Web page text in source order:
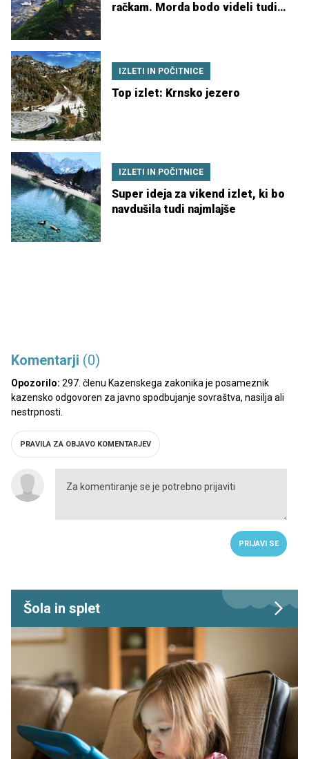
račkam. Morda bodo videli tudi
IZLETI IN POČITNICE
Top izlet: Krnsko jezero
IZLETI IN POČITNICE
Super ideja za vikend izlet, ki bo
navdušila tudi najmlajše
Komentarji (0)
Opozorilo: 297. členu Kazenskega zakonika je posameznik
kazensko odgovoren za javno spodbujanje sovraštva, nasilja ali
nestrpnosti.
PRAVILA ZA OBJAVO KOMENTARJEV
PRIJAVI SE
Šola in splet